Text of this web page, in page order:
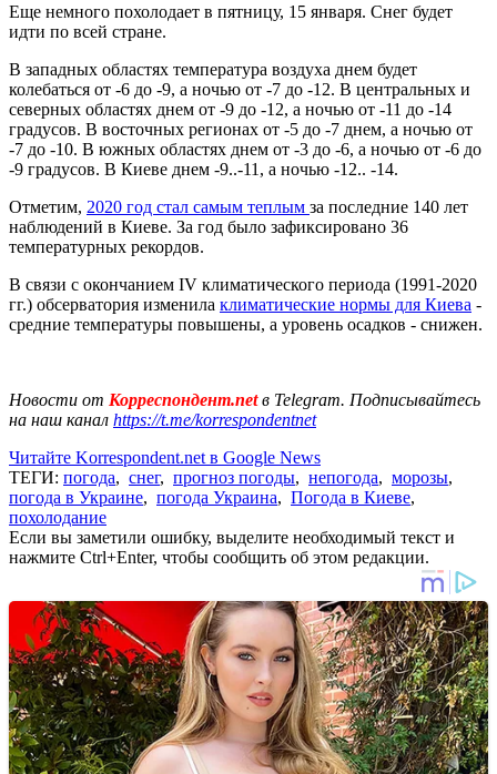
Еще немного похолодает в пятницу, 15 января. Снег будет
идти по всей стране.
В западных областях температура воздуха днем будет
колебаться от -6 до -9, а ночью от -7 до -12. В центральных и
северных областях днем от -9 до -12, а ночью от -11 до -14
градусов. В восточных регионах от -5 до -7 днем, а ночью от
-7 до -10. В южных областях днем от -3 до -6, а ночью от -6 до
-9 градусов. В Киеве днем -9..-11, а ночью -12.. -14.
Отметим, 2020 год стал самым теплым за последние 140 лет
наблюдений в Киеве. За год было зафиксировано 36
температурных рекордов.
В связи с окончанием IV климатического периода (1991-2020
гг.) обсерватория изменила климатические нормы для Киева -
средние температуры повышены, а уровень осадков - снижен.
Новости от Корреспондент.netв Telegram. Подписывайтесь
на наш канал https://t.me/korrespondentnet
Читайте Korrespondent.net в Google News
ТЕГИ: погода, снег, прогноз погоды, непогода, морозы,
погода в Украине, погода Украина, Погода в Киеве,
похолодание
Если вы заметили ошибку, выделите необходимый текст и
нажмите Ctrl+Enter, чтобы сообщить об этом редакции.